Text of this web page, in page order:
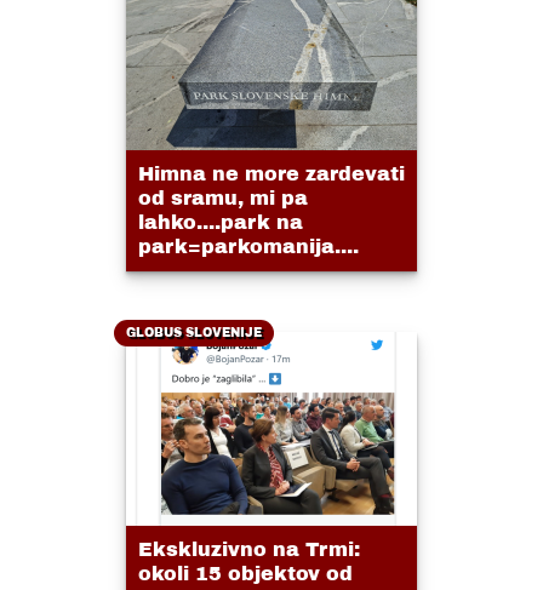
Himna ne more zardevati
od sramu, mi pa
lahko....park na
park=parkomanija....
GLOBUS SLOVENIJE
Ekskluzivno na Trmi:
okoli 15 objektov od